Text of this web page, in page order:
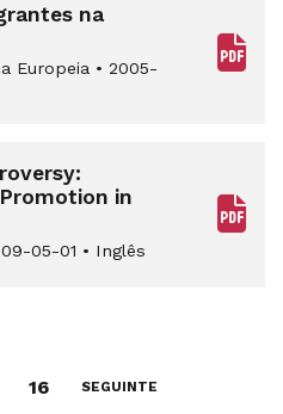
na
Europeia • 2005-
in
05-01 • Inglês
16 SEGUINTE